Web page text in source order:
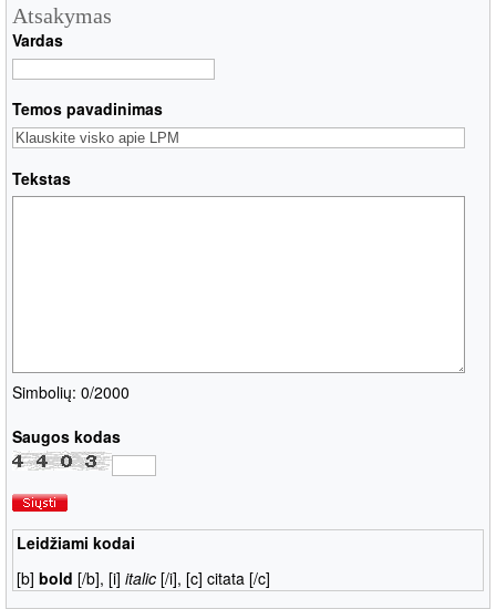
Atsakymas
Vardas
Temos pavadinimas
Tekstas
Simbolių: 0/2000
Saugos kodas
Leidžiami kodai
[b] bold [/b], [i] italic [/i], [c] citata [/c]